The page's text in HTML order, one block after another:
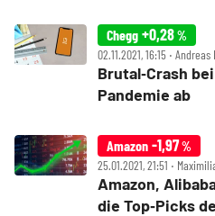
Chegg +0,28%
02.11.2021, 16:15 ‧
Brutal‑Crash
Pandemie ab
Amazon -1,97%
25.01.2021, 21:51 ‧
Amazon,
die Top‑Picks